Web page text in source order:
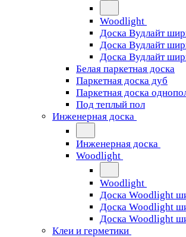
Woodlight
Доска Вудлайт
Доска Вудлайт
Доска Вудлайт
Белая паркетная доска
Паркетная доска дуб
Паркетная доска
Под теплый пол
Инженерная доска
Инженерная доска
Woodlight
Woodlight
Доска Woodlight
Доска Woodlight
Доска Woodlight
Клеи и герметики